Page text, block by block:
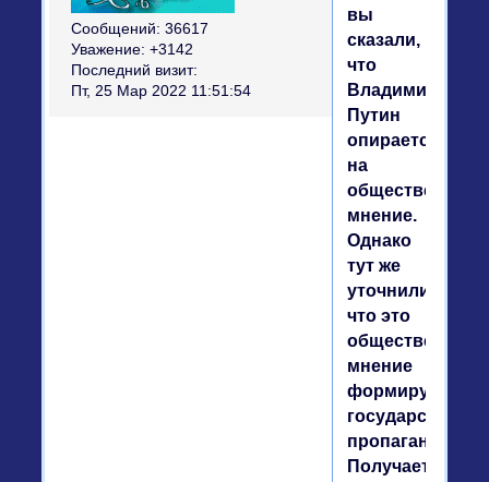
Сообщений: 36617
Уважение: +3142
Последний визит:
Пт, 25 Мар 2022 11:51:54
вы
сказали,
что
Владимир
Путин
опирается
на
общественное
мнение.
Однако
тут же
уточнили,
что это
общественное
мнение
формируется
пропагандой.
Получается,